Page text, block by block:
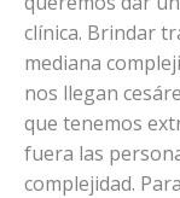
clínica. Brindar
mediana
nos llegan
que tenemos
fuera las
complejidad.